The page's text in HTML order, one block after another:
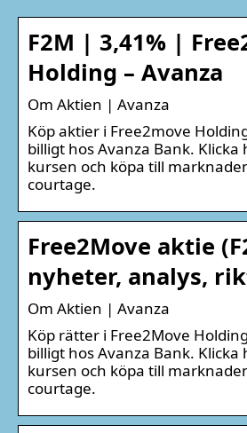
F2M | 3,41% |
Holding – Avanza
Om Aktien | Avanza
Köp aktier i Free2move
billigt hos Avanza Bank. Klicka
kursen och köpa till
courtage.
Free2Move aktie
nyheter, analys,
Om Aktien | Avanza
Köp rätter i Free2Move
billigt hos Avanza Bank. Klicka
kursen och köpa till
courtage.